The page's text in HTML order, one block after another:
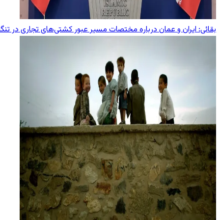
بقائی: ایران و عمان درباره مختصات مسیر عبور کشتی‌های تجاری در